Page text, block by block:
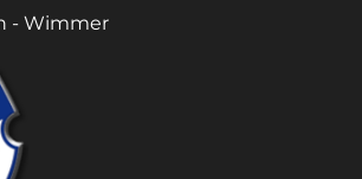
- Wimmer